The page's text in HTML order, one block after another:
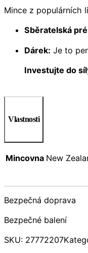
Mince z populárních
Sběratelská
Dárek: Je to
Investujte do
Vlastnosti
Mincovna New
Bezpečná doprava
Bezpečné balení
SKU: 27772207